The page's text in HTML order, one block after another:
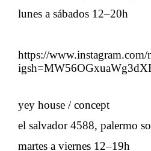
lunes a sábados 12–20h
https://www.instagram.com/
yey house / concept
el salvador 4588, palermo
martes a viernes 12–19h